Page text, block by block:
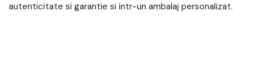
autenticitate si garantie si intr-un ambalaj personalizat.